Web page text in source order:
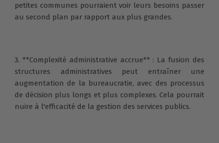
petites communes pourraient voir leurs besoins passer
au second plan par rapport aux plus grandes.
3. **Complexité administrative accrue** : La fusion des
structures administratives peut entraîner une
augmentation de la bureaucratie, avec des processus
de décision plus longs et plus complexes. Cela pourrait
nuire à l'efficacité de la gestion des services publics.